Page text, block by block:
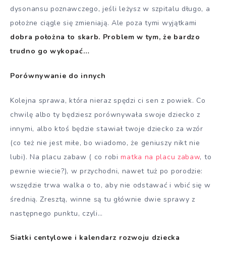
dysonansu poznawczego, jeśli leżysz w szpitalu długo, a
położne ciągle się zmieniają. Ale poza tymi wyjątkami
dobra położna to skarb. Problem w tym, że bardzo
trudno go wykopać…
Porównywanie do innych
Kolejna sprawa, która nieraz spędzi ci sen z powiek. Co
chwilę albo ty będziesz porównywała swoje dziecko z
innymi, albo ktoś będzie stawiał twoje dziecko za wzór
(co też nie jest miłe, bo wiadomo, że geniuszy nikt nie
lubi). Na placu zabaw ( co robimatka na placu zabaw, to
pewnie wiecie?), w przychodni, nawet tuż po porodzie:
wszędzie trwa walka o to, aby nie odstawać i wbić się w
średnią. Zresztą, winne są tu głównie dwie sprawy z
następnego punktu, czyli…
Siatki centylowe i kalendarz rozwoju dziecka